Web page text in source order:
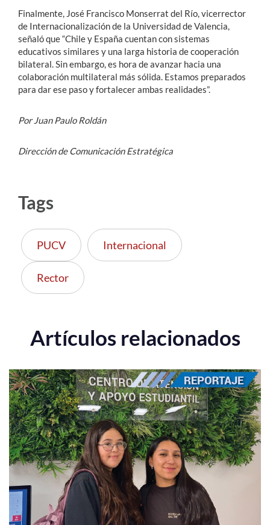
Finalmente, José Francisco Monserrat del Río, vicerrector
de Internacionalización de la Universidad de Valencia,
señaló que “Chile y España cuentan con sistemas
educativos similares y una larga historia de cooperación
bilateral. Sin embargo, es hora de avanzar hacia una
colaboración multilateral más sólida. Estamos preparados
para dar ese paso y fortalecer ambas realidades”.
Por Juan Paulo Roldán
Dirección de Comunicación Estratégica
Tags
PUCV Internacional
Rector
Artículos relacionados